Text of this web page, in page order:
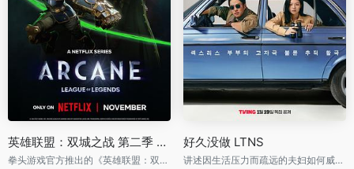
英雄联盟：双城之战 第二季 Arcane Season 2
拳头游戏官方推出的《英雄联盟：双城之战》，精彩呈现皮尔特沃夫与祖安的紧张对立
好久没做 LTNS
讲述因生活压力而疏远的夫妇如何威胁不忠情侣，重拾破裂关系的故事